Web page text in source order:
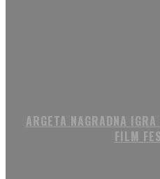
ARGETA NAGRADNA
FILM